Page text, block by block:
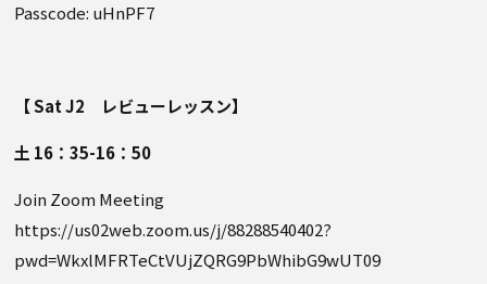
Passcode: uHnPF7
【 Sat J2 レビューレッスン】
土 16：35-16：50
Join Zoom Meeting
https://us02web.zoom.us/j/88288540402?
pwd=WkxlMFRTeCtVUjZQRG9PbWhibG9wUT09